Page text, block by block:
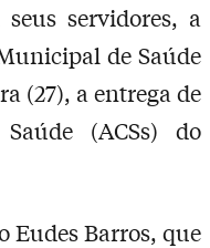
servidores, a
de Saúde
(27), a entrega de
(ACSs) do
Eudes Barros, que